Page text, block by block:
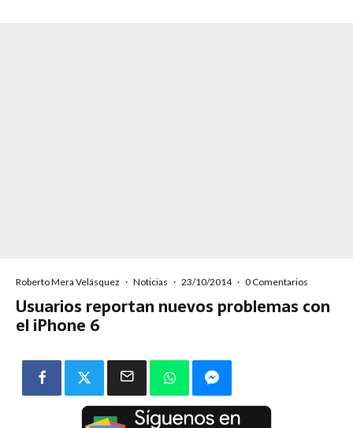
Roberto Mera Velásquez · Noticias · 23/10/2014 · 0 Comentarios
Usuarios reportan nuevos problemas con
el iPhone 6